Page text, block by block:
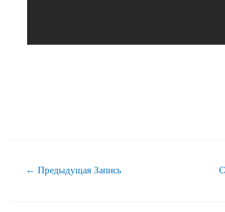
Навигация
← Предыдущая Запись